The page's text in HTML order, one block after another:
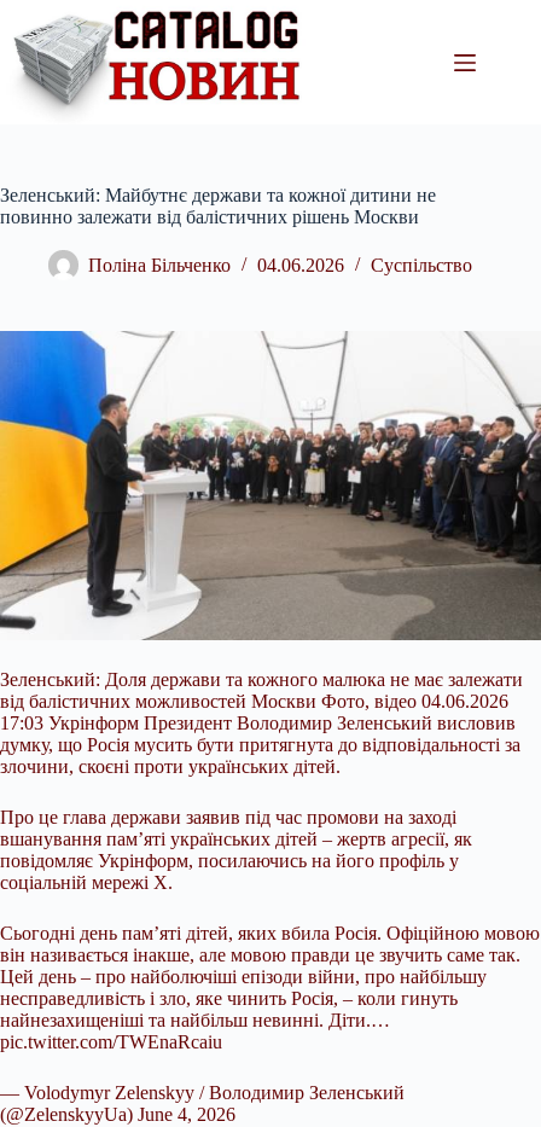
вмісту
Зеленський: Майбутнє держави та кожної дитини не
повинно залежати від балістичних рішень Москви
Поліна Більченко 04.06.2026 Суспільство
Зеленський: Доля держави та кожного малюка не має залежати
від балістичних можливостей Москви Фото, відео 04.06.2026
17:03 Укрінформ Президент Володимир Зеленський висловив
думку, що Росія мусить бути притягнута до відповідальності за
злочини, скоєні проти українських дітей.
Про це глава держави заявив під час промови на заході
вшанування пам’яті українських дітей – жертв агресії, як
повідомляє Укрінформ, посилаючись на його профіль у
соціальній мережі Х.
Сьогодні день пам’яті дітей, яких вбила Росія. Офіційною мовою
він називається інакше, але мовою правди це звучить саме так.
Цей день – про найболючіші епізоди війни, про найбільшу
несправедливість і зло, яке чинить Росія, – коли гинуть
найнезахищеніші та найбільш невинні. Діти.…
pic.twitter.com/TWEnaRcaiu
— Volodymyr Zelenskyy / Володимир Зеленський
(@ZelenskyyUa) June 4, 2026